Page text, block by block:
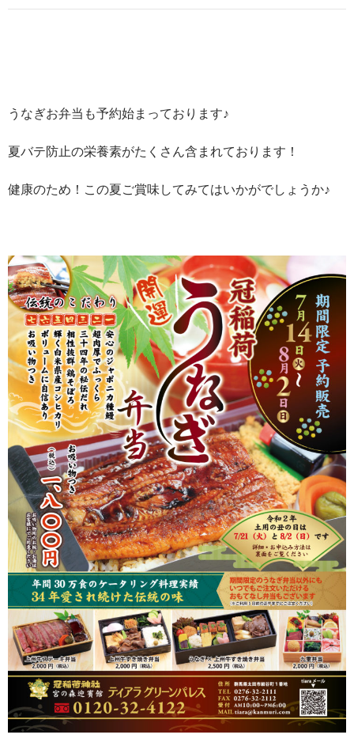
うなぎお弁当も予約始まっております♪
夏バテ防止の栄養素がたくさん含まれております！
健康のため！この夏ご賞味してみてはいかがでしょうか♪